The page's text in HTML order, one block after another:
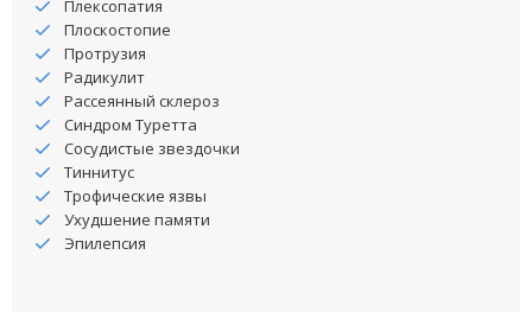
Плексопатия
Плоскостопие
Протрузия
Радикулит
Рассеянный склероз
Синдром Туретта
Сосудистые звездочки
Тиннитус
Трофические язвы
Ухудшение памяти
Эпилепсия